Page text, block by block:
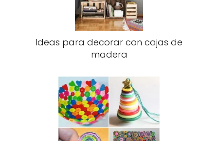
Ideas para decorar con cajas de
madera